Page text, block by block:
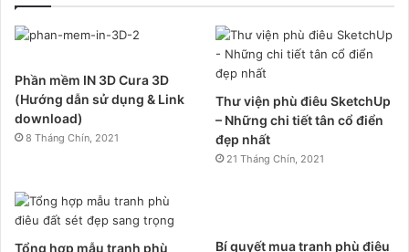
Phần mềm IN 3D Cura 3D
(Hướng dẫn sử dụng & Link
download)
8 Tháng Chín, 2021
Thư viện phù điêu SketchUp
– Những chi tiết tân cổ điển
đẹp nhất
21 Tháng Chín, 2021
Tổng hợp mẫu tranh phù
Bí quyết mua tranh phù điêu